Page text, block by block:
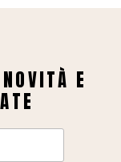
E